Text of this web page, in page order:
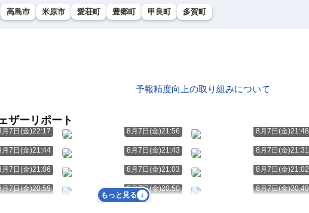
高島市 米原市 愛荘町 豊郷町 甲良町 多賀町
予報精度向上の取り組みについて
ザーリポート
月7日(金)22:17 8月7日(金)21:56 8月7日(金)21:48
月7日(金)21:44 8月7日(金)21:43 8月7日(金)21:31
月7日(金)21:06 8月7日(金)21:03 8月7日(金)21:02
月7日(金)20:59 8月7日(金)20:50 8月7日(金)20:49
もっと見る